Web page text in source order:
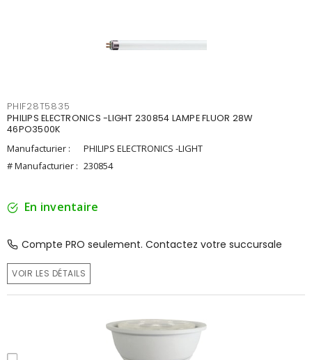
PHIF28T5835
PHILIPS ELECTRONICS -LIGHT 230854 LAMPE FLUOR 28W
46PO3500K
Manufacturier :
PHILIPS ELECTRONICS -LIGHT
# Manufacturier : 230854
En inventaire
Compte PRO seulement. Contactez votre succursale
VOIR LES DÉTAILS